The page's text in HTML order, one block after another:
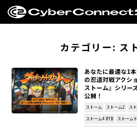
MANGA・
FILM
CC2STORE
カテゴリー: ス
あなたに最適な1
の忍道対戦アクシ
ストーム』シリー
公開！
ストーム ストーム2 ス
ストーム4 RTB ストーム